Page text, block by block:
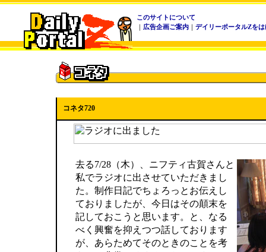
このサイトについて
｜ 広告企画ご案内 ｜ デイリーポータルZを
コネタ720
去る7/28（木）、ニフティ古賀さんと
私でラジオに出させていただきまし
た。制作日記でちょろっとお伝えし
ておりましたが、今日はその顛末を
記しておこうと思います。と、なる
べく興奮を抑えつつ話しております
が、あらためてそのときのことを考